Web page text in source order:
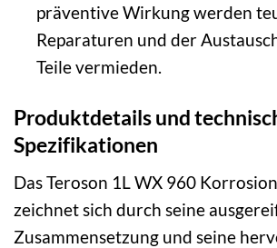
präventive Wirkung werden
Reparaturen und der
Teile vermieden.
Produktdetails und
Spezifikationen
Das Teroson 1L WX 960
zeichnet sich durch seine
Zusammensetzung und seine